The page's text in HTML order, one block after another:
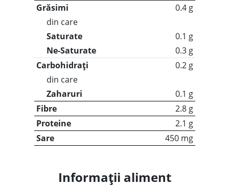
Grăsimi
0.4 g
din care
Saturate
0.1 g
Ne-Saturate
0.3 g
Carbohidrați
0.2 g
din care
Zaharuri
0.1 g
Fibre
2.8 g
Proteine
2.1 g
Sare
450 mg
Informații aliment